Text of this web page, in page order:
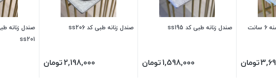
صندل زنانه وارداتی پاشنه 6 سانت
تومان
صندل زنانه طبی کد ss195
1,598,000تومان
صندل زنانه طبی کد ss206
2,198,000تومان
ss201